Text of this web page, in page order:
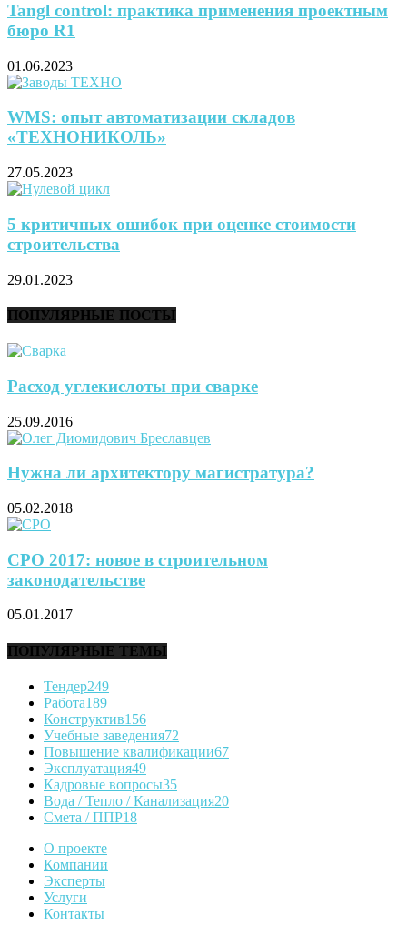
Tangl control: практика применения проектным
бюро R1
01.06.2023
WMS: опыт автоматизации складов
«ТЕХНОНИКОЛЬ»
27.05.2023
5 критичных ошибок при оценке стоимости
строительства
29.01.2023
ПОПУЛЯРНЫЕ ПОСТЫ
Расход углекислоты при сварке
25.09.2016
Нужна ли архитектору магистратура?
05.02.2018
СРО 2017: новое в строительном
законодательстве
05.01.2017
ПОПУЛЯРНЫЕ ТЕМЫ
Тендер249
Работа189
Конструктив156
Учебные заведения72
Повышение квалификации67
Эксплуатация49
Кадровые вопросы35
Вода / Тепло / Канализация20
Смета / ППР18
О проекте
Компании
Эксперты
Услуги
Контакты